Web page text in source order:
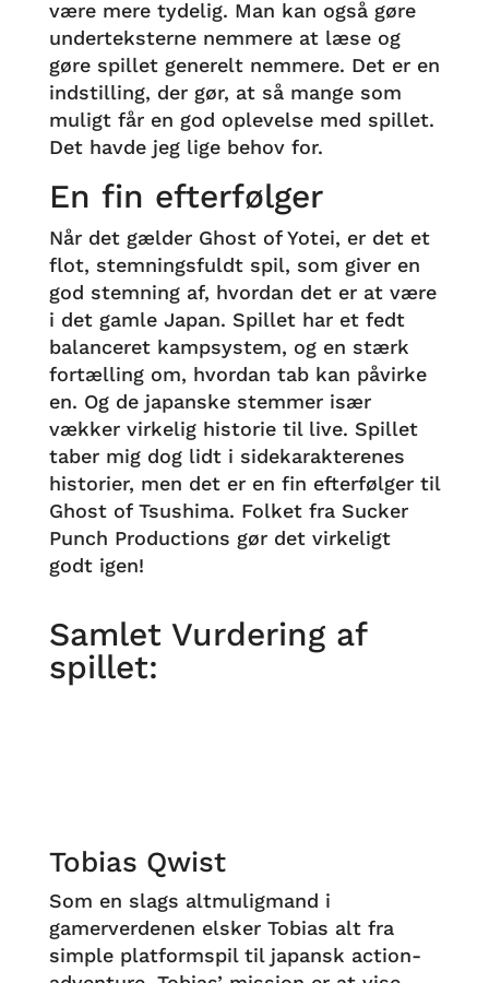
være mere tydelig. Man kan også gøre
underteksterne nemmere at læse og
gøre spillet generelt nemmere. Det er en
indstilling, der gør, at så mange som
muligt får en god oplevelse med spillet.
Det havde jeg lige behov for.
En fin efterfølger
Når det gælder Ghost of Yotei, er det et
flot, stemningsfuldt spil, som giver en
god stemning af, hvordan det er at være
i det gamle Japan. Spillet har et fedt
balanceret kampsystem, og en stærk
fortælling om, hvordan tab kan påvirke
en. Og de japanske stemmer især
vækker virkelig historie til live. Spillet
taber mig dog lidt i sidekarakterenes
historier, men det er en fin efterfølger til
Ghost of Tsushima. Folket fra Sucker
Punch Productions gør det virkeligt
godt igen!
Samlet Vurdering af
spillet:
Tobias Qwist
Som en slags altmuligmand i
gamerverdenen elsker Tobias alt fra
simple platformspil til japansk action-